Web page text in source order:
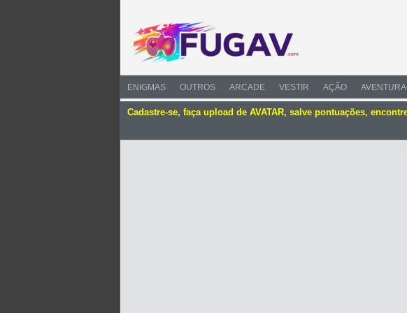
ENIGMAS OUTROS ARCADE VESTIR AÇÃO AVENTURA
Cadastre-se, faça upload de AVATAR, salve pontuações,